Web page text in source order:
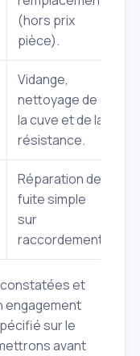
(hors prix
pièce).
Vidange,
nettoyage de
la cuve et de la
résistance.
Réparation de
fuite simple
sur
raccordement.
et
engagement
sur le
avant